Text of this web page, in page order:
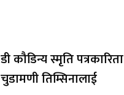
डी कौडिन्य स्मृति
चुडामणी तिम्सिनालाई